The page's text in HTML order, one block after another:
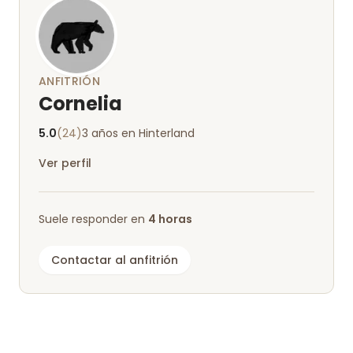
ANFITRIÓN
Cornelia
5.0(24)3 años en Hinterland
Ver perfil
Suele responder en 4 horas
Contactar al anfitrión